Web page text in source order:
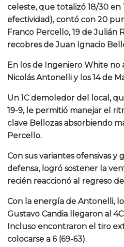
celeste, que totalizó 18/30 en
efectividad), contó con 20
Franco Percello, 19 de Julián
recobres de Juan Ignacio
En los de Ingeniero White no
Nicolás Antonelli y los 14 de
Un 1C demoledor del local,
19-9, le permitió manejar el
clave Bellozas absorbiendo
Percello.
Con sus variantes ofensivas y
defensa, logró sostener la
recién reaccionó al regreso
Con la energía de Antonelli,
Gustavo Candia llegaron al
Incluso encontraron el tiro
colocarse a 6 (69-63).